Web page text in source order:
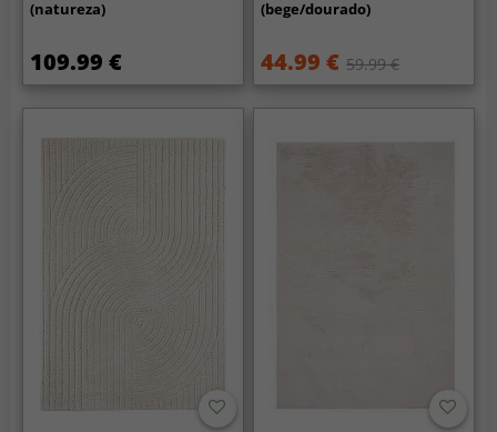
(natureza)
109.99 €
(bege/dourado)
44.99 € 59.99 €